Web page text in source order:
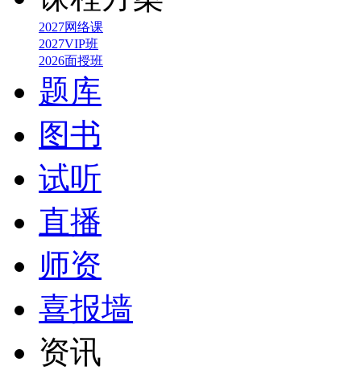
2027网络课
2027VIP班
2026面授班
题库
图书
试听
直播
师资
喜报墙
资讯